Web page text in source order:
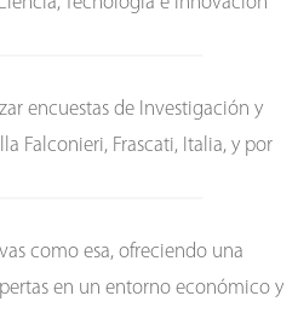
encuestas de Investigación y
Falconieri, Frascati, Italia, y por
como esa, ofreciendo una
en un entorno económico y